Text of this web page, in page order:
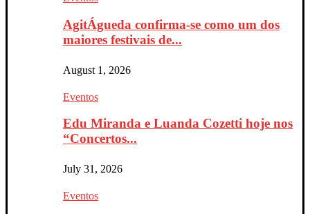
AgitÁgueda confirma-se como um dos
maiores festivais de...
August 1, 2026
Eventos
Edu Miranda e Luanda Cozetti hoje nos
“Concertos...
July 31, 2026
Eventos